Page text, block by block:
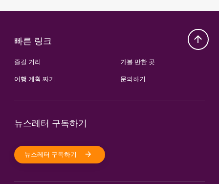
빠른 링크
즐길 거리
여행 계획 짜기
가볼 만한 곳
문의하기
뉴스레터 구독하기
뉴스레터 구독하기